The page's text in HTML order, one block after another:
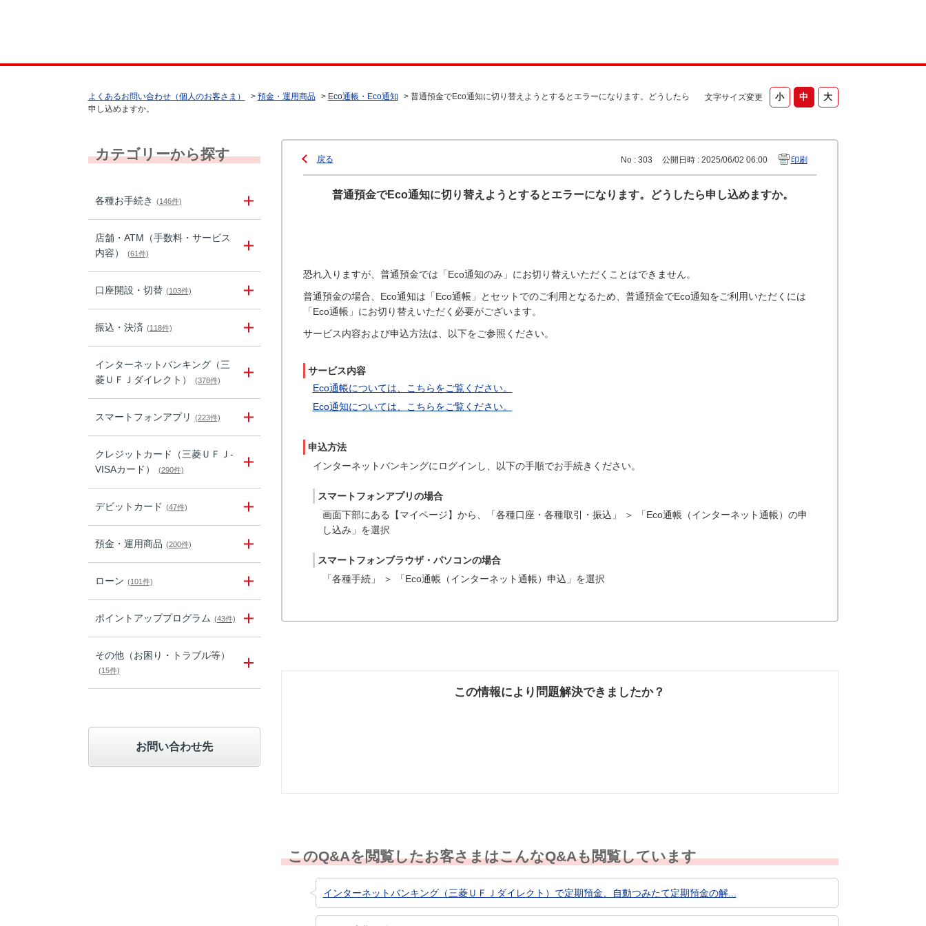
文字サイズ変更
よくあるお問い合わせ（個人のお客さま） > 預金・運用商品 > Eco通帳・Eco通知 > 普通預金でEco通知に切り替えようとするとエラーになります。どうしたら
申し込めますか。
カテゴリーから探す
各種お手続き (146件)
店舗・ATM（手数料・サービス
内容）
(61件)
口座開設・切替 (103件)
振込・決済 (118件)
インターネットバンキング（三
菱ＵＦＪダイレクト）
(378件)
スマートフォンアプリ (223件)
クレジットカード（三菱ＵＦＪ-
VISAカード）
(290件)
デビットカード (47件)
預金・運用商品 (200件)
ローン (101件)
ポイントアッププログラム (43件)
その他（お困り・トラブル等）
(15件)
お問い合わせ先
戻る No : 303 公開日時 : 2025/06/02 06:00 印刷
普通預金でEco通知に切り替えようとするとエラーになります。どうしたら申し込めますか。
恐れ入りますが、普通預金では「Eco通知のみ」にお切り替えいただくことはできません。
普通預金の場合、Eco通知は「Eco通帳」とセットでのご利用となるため、普通預金でEco通知をご利用いただくには
「Eco通帳」にお切り替えいただく必要がございます。
サービス内容および申込方法は、以下をご参照ください。
サービス内容
Eco通帳については、こちらをご覧ください。
Eco通知については、こちらをご覧ください。
申込方法
インターネットバンキングにログインし、以下の手順でお手続きください。
スマートフォンアプリの場合
画面下部にある【マイページ】から、「各種口座・各種取引・振込」 ＞ 「Eco通帳（インターネット通帳）の申
し込み」を選択
スマートフォンブラウザ・パソコンの場合
「各種手続」 ＞ 「Eco通帳（インターネット通帳）申込」を選択
この情報により問題解決できましたか？
このQ&Aを閲覧したお客さまはこんなQ&Aも閲覧しています
インターネットバンキング（三菱ＵＦＪダイレクト）で定期預金、自動つみたて定期預金の解...